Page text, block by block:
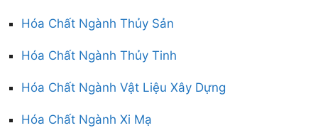
Hóa Chất Ngành Thủy Sản
Hóa Chất Ngành Thủy Tinh
Hóa Chất Ngành Vật Liệu Xây Dựng
Hóa Chất Ngành Xi Mạ